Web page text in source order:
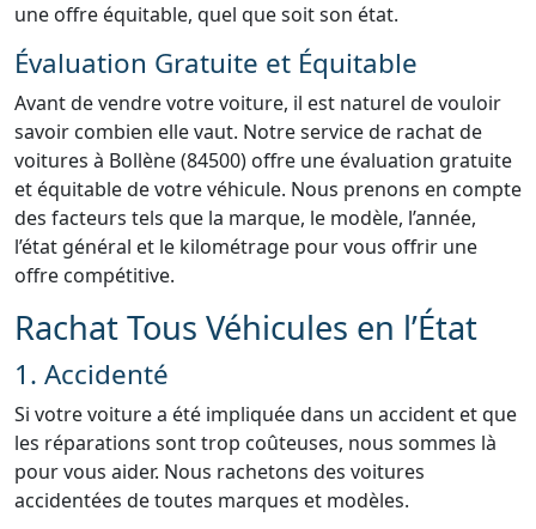
une offre équitable, quel que soit son état.
Évaluation Gratuite et Équitable
Avant de vendre votre voiture, il est naturel de vouloir
savoir combien elle vaut. Notre service de rachat de
voitures à Bollène (84500) offre une évaluation gratuite
et équitable de votre véhicule. Nous prenons en compte
des facteurs tels que la marque, le modèle, l’année,
l’état général et le kilométrage pour vous offrir une
offre compétitive.
Rachat Tous Véhicules en l’État
1. Accidenté
Si votre voiture a été impliquée dans un accident et que
les réparations sont trop coûteuses, nous sommes là
pour vous aider. Nous rachetons des voitures
accidentées de toutes marques et modèles.